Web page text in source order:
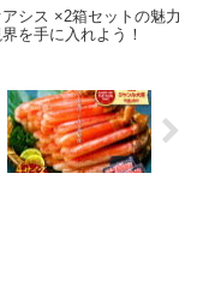
シス ×2箱セットの魅力
を手に入れよう！